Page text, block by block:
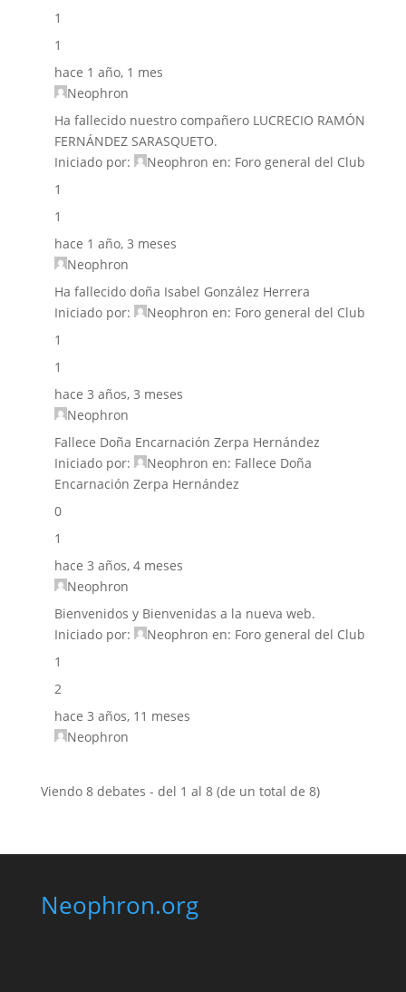
1
1
hace 1 año, 1 mes
Neophron
Ha fallecido nuestro compañero LUCRECIO RAMÓN
FERNÁNDEZ SARASQUETO.
Iniciado por:
Neophron en: Foro general del Club
1
1
hace 1 año, 3 meses
Neophron
Ha fallecido doña Isabel González Herrera
Iniciado por:
Neophron en: Foro general del Club
1
1
hace 3 años, 3 meses
Neophron
Fallece Doña Encarnación Zerpa Hernández
Iniciado por:
Neophron en: Fallece Doña
Encarnación Zerpa Hernández
0
1
hace 3 años, 4 meses
Neophron
Bienvenidos y Bienvenidas a la nueva web.
Iniciado por:
Neophron en: Foro general del Club
1
2
hace 3 años, 11 meses
Neophron
Viendo 8 debates - del 1 al 8 (de un total de 8)
Neophron.org